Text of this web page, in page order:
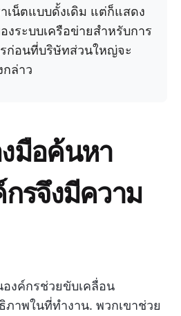
เน็ตแบบดั้งเดิม แต่ก็แสดง
งระบบเครือข่ายสำหรับการ
ก่อนที่บริษัทส่วนใหญ่จะ
ล่าว
มือค้นหา
รจึงมีความ
งค์กรช่วยขับเคลื่อน
าพในที่ทำงาน. พวกเขาช่วย